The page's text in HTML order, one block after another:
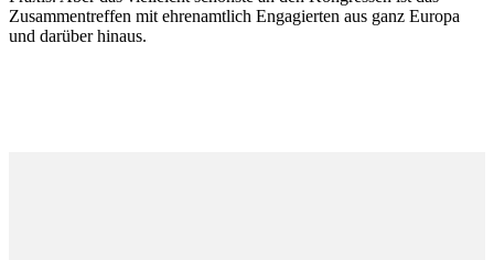
Zusammentreffen mit ehrenamtlich Engagierten aus ganz Europa
und darüber hinaus.